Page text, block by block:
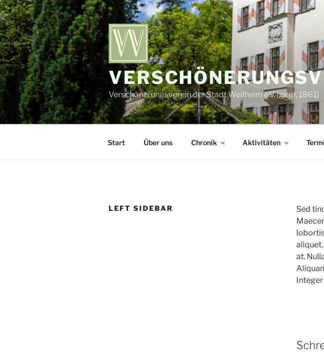
Zum
Inhalt
springen
Verschönerungsverein der Stadt Weilheim e.V. (gegr. 1861)
Start Über uns Chronik Aktivitäten
LEFT SIDEBAR
Sed
at.